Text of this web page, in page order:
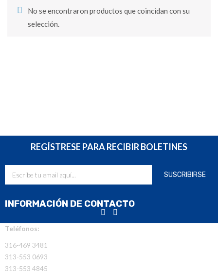
No se encontraron productos que coincidan con su
selección.
REGÍSTRESE PARA RECIBIR BOLETINES
INFORMACIÓN DE CONTACTO
Teléfonos:
316-469 3481
313-553 0693
313-553 4845